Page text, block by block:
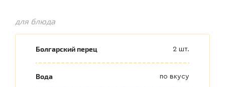
для блюда
Болгарский перец 2 шт.
Вода по вкусу